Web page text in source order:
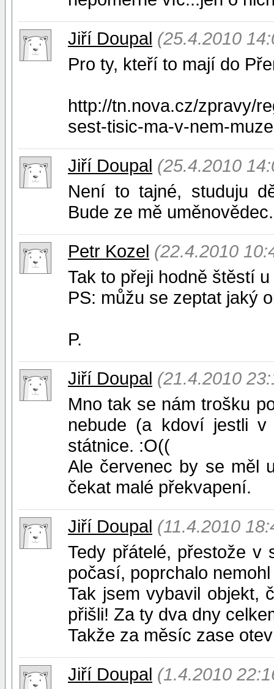
Jiří Doupal (25.4.2010
Pro ty, kteří to mají do
http://tn.nova.cz/zpravy/
sest-tisic-ma-v-nem-
Jiří Doupal (25.4.2010
Není to tajné, studuju
Bude ze mě
Petr Kozel (22.4.2010
Tak to přeji hodně štěstí
PS: můžu se zeptat jaký
P.
Jiří Doupal (21.4.2010
Mno tak se nám trošku
nebude (a kdoví jestli
státnice. :O((
Ale červenec by se měl
čekat malé překvapení.
Jiří Doupal (11.4.2010
Tedy přátelé, přestože v
počasí, poprchalo
Tak jsem vybavil objekt,
přišli! Za ty dva dny
Takže za měsíc zase
Jiří Doupal (1.4.2010